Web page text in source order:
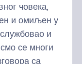
човека,
и омиљен у
и
се многи
са